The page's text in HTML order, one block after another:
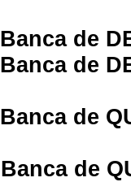
Banca de
Banca de
Banca de
Banca de